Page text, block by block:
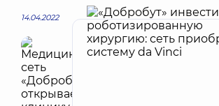
14.04.2022